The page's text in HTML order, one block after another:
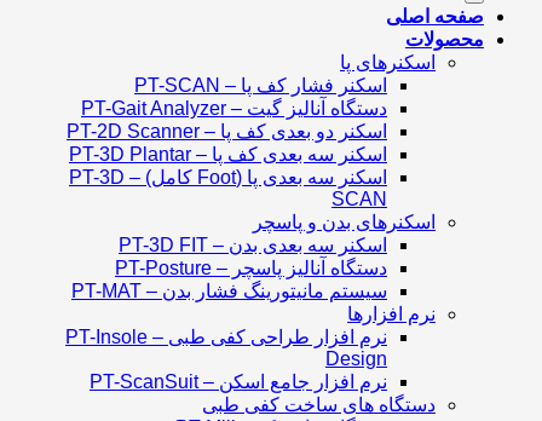
صفحه اصلی
محصولات
اسکنرهای پا
اسکنر فشار کف پا – PT-SCAN
دستگاه آنالیز گیت – PT-Gait Analyzer
اسکنر دو بعدی کف پا – PT-2D Scanner
اسکنر سه بعدی کف پا – PT-3D Plantar
اسکنر سه بعدی پا (Foot کامل) – PT-3D
SCAN
اسکنرهای بدن و پاسچر
اسکنر سه بعدی بدن – PT-3D FIT
دستگاه آنالیز پاسچر – PT-Posture
سیستم مانیتورینگ فشار بدن – PT-MAT
نرم افزارها
نرم افزار طراحی کفی طبی – PT-Insole
Design
نرم افزار جامع اسکن – PT-ScanSuit
دستگاه های ساخت کفی طبی